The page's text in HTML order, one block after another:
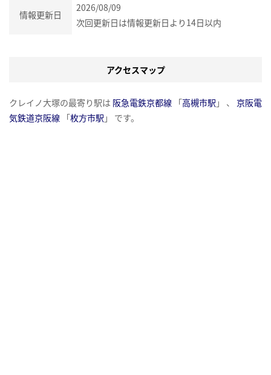
情報更新日
2026/08/09
次回更新日は情報更新日より14日以内
アクセスマップ
クレイノ大塚の最寄り駅は 阪急電鉄京都線 「高槻市駅 」 、 京阪電
気鉄道京阪線 「枚方市駅 」 です。